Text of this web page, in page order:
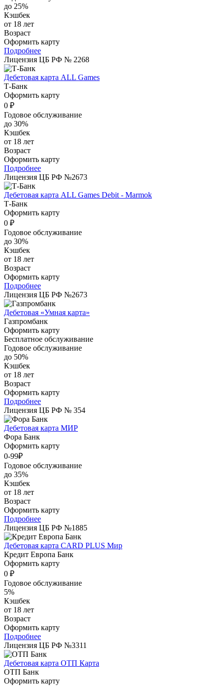
до 25%
Кэшбек
от 18 лет
Возраст
Оформить карту
Подробнее
Лицензия ЦБ РФ № 2268
Дебетовая карта ALL Games
Т-Банк
Оформить карту
0 ₽
Годовое обслуживание
до 30%
Кэшбек
от 18 лет
Возраст
Оформить карту
Подробнее
Лицензия ЦБ РФ №2673
Дебетовая карта ALL Games Debit - Marmok
Т-Банк
Оформить карту
0 ₽
Годовое обслуживание
до 30%
Кэшбек
от 18 лет
Возраст
Оформить карту
Подробнее
Лицензия ЦБ РФ №2673
Дебетовая «Умная карта»
Газпромбанк
Оформить карту
Бесплатное обслуживание
Годовое обслуживание
до 50%
Кэшбек
от 18 лет
Возраст
Оформить карту
Подробнее
Лицензия ЦБ РФ № 354
Дебетовая карта МИР
Фора Банк
Оформить карту
0-99₽
Годовое обслуживание
до 35%
Кэшбек
от 18 лет
Возраст
Оформить карту
Подробнее
Лицензия ЦБ РФ №1885
Дебетовая карта CARD PLUS Мир
Кредит Европа Банк
Оформить карту
0 ₽
Годовое обслуживание
5%
Кэшбек
от 18 лет
Возраст
Оформить карту
Подробнее
Лицензия ЦБ РФ №3311
Дебетовая карта ОТП Карта
ОТП Банк
Оформить карту